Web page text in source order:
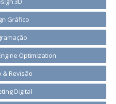
Gráfico
Optimization
& Revisão
Digital